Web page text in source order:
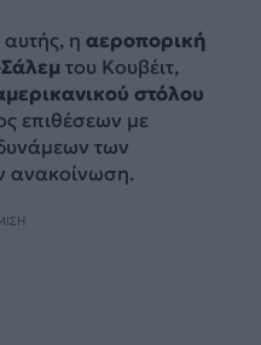
η αεροπορική
του Κουβέιτ,
στόλου
επιθέσεων με
των
ανακοίνωση.